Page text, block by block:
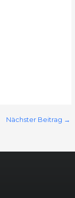
Nächster Beitrag →